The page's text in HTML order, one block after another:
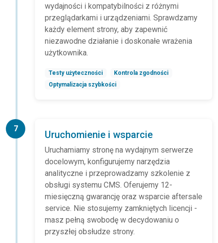
wydajności i kompatybilności z różnymi
przeglądarkami i urządzeniami. Sprawdzamy
każdy element strony, aby zapewnić
niezawodne działanie i doskonałe wrażenia
użytkownika.
Testy użyteczności
Kontrola zgodności
Optymalizacja szybkości
7
Uruchomienie i wsparcie
Uruchamiamy stronę na wydajnym serwerze
docelowym, konfigurujemy narzędzia
analityczne i przeprowadzamy szkolenie z
obsługi systemu CMS. Oferujemy 12-
miesięczną gwarancję oraz wsparcie aftersale
service. Nie stosujemy zamkniętych licencji -
masz pełną swobodę w decydowaniu o
przyszłej obsłudze strony.